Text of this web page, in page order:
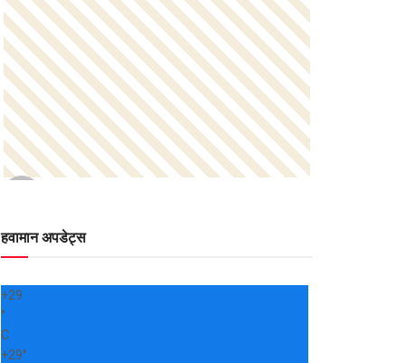
हवामान अपडेट्स
+29
°
C
+29°